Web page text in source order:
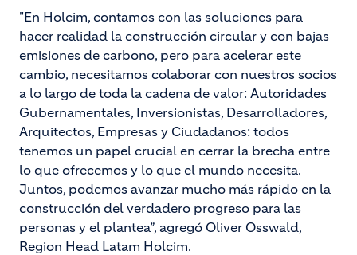
"En Holcim, contamos con las soluciones para
hacer realidad la construcción circular y con bajas
emisiones de carbono, pero para acelerar este
cambio, necesitamos colaborar con nuestros socios
a lo largo de toda la cadena de valor: Autoridades
Gubernamentales, Inversionistas, Desarrolladores,
Arquitectos, Empresas y Ciudadanos: todos
tenemos un papel crucial en cerrar la brecha entre
lo que ofrecemos y lo que el mundo necesita.
Juntos, podemos avanzar mucho más rápido en la
construcción del verdadero progreso para las
personas y el plantea”, agregó Oliver Osswald,
Region Head Latam Holcim.